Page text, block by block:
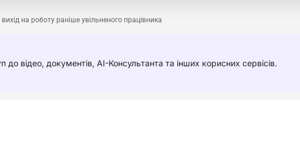
на роботу раніше увільненого працівника
відео, документів, AI-Консультанта та інших корисних сервісів.